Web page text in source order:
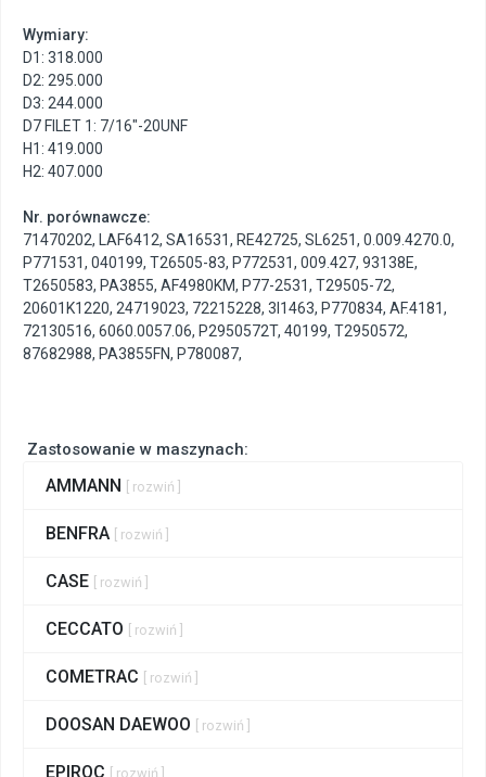
Zastosowanie w maszynach:
AMMANN [ rozwiń ]
BENFRA [ rozwiń ]
CASE [ rozwiń ]
CECCATO [ rozwiń ]
COMETRAC [ rozwiń ]
DOOSAN DAEWOO [ rozwiń ]
EPIROC [ rozwiń ]
Wymiary:
D1: 318.000
D2: 295.000
D3: 244.000
D7 FILET 1: 7/16"-20UNF
H1: 419.000
H2: 407.000
Nr. porównawcze:
71470202, LAF6412, SA16531, RE42725, SL6251, 0.009.4270.0,
P771531, 040199, T26505-83, P772531, 009.427, 93138E,
T2650583, PA3855, AF4980KM, P77-2531, T29505-72,
20601K1220, 24719023, 72215228, 3I1463, P770834, AF.4181,
72130516, 6060.0057.06, P2950572T, 40199, T2950572,
87682988, PA3855FN, P780087,